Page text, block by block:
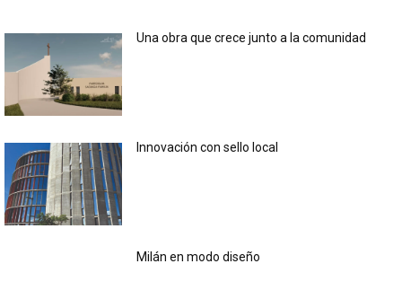
Una obra que crece junto a la comunidad
Innovación con sello local
Milán en modo diseño